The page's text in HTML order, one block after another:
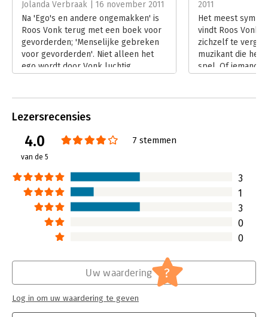
Jolanda Verbraak | 16 november 2011
Na 'Ego's en andere ongemakken' is
Roos Vonk terug met een boek voor
gevorderden; 'Menselijke gebreken
voor gevorderden'. Niet alleen het
ego wordt door Vonk luchtig
zelfbedrog. En dat doet de
bijzonder scherp en onderbouwd.
2011
Het meest
vindt Roos Vonk
zichzelf te
muzikant die
spel. Of iemand
Lezersrecensies
4.0
van de 5
7 stemmen
3
1
3
0
0
Uw waardering ?
Log in om uw waardering te geven